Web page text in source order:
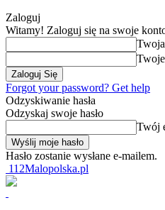
Zaloguj
Witamy! Zaloguj się na swoje
Twoje
Forgot your password? Get help
Odzyskiwanie hasła
Odzyskaj swoje hasło
Twój
Hasło zostanie wysłane e-mailem.
112Malopolska.pl